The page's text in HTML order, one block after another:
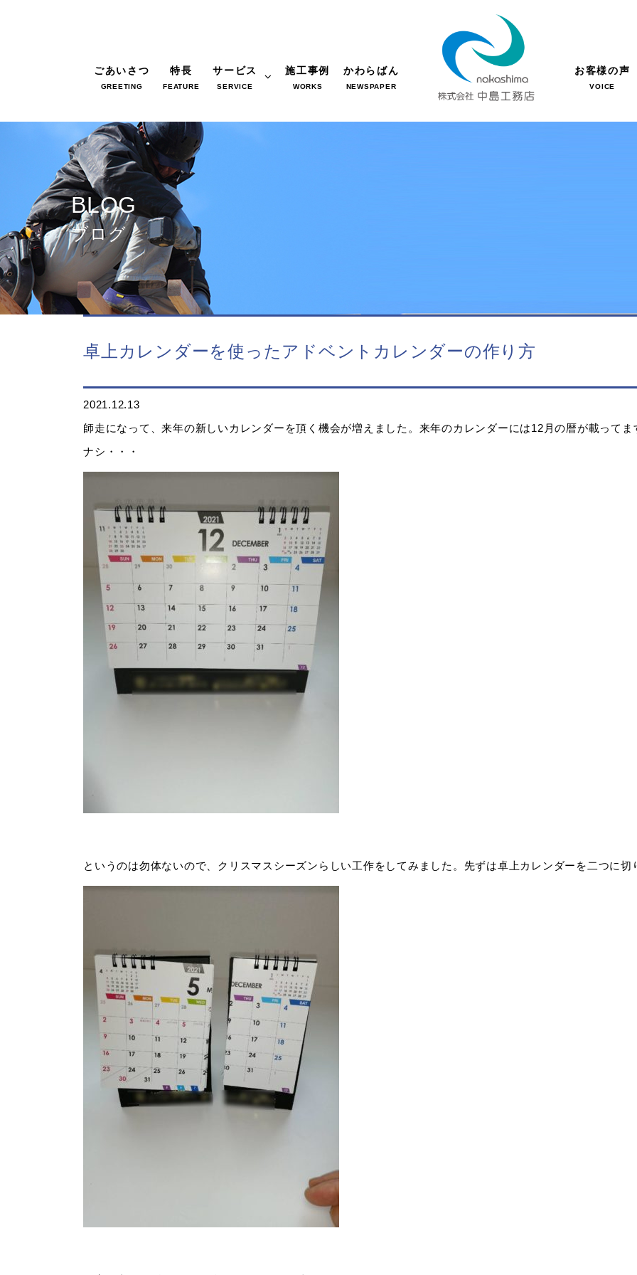
ごあいさつ
GREETING
特長
FEATURE
サービス
SERVICE
施工事例
WORKS
かわらばん
NEWSPAPER
お客様の声
VOICE
BLOG
ブログ
卓上カレンダーを使ったアドベントカレンダーの作り方
2021.12.13
師走になって、来年の新しいカレンダーを頂く機会が増えました。来年のカレンダーには12月の暦が載って
ナシ・・・
というのは勿体ないので、クリスマスシーズンらしい工作をしてみました。先ずは卓上カレンダーを二つに切